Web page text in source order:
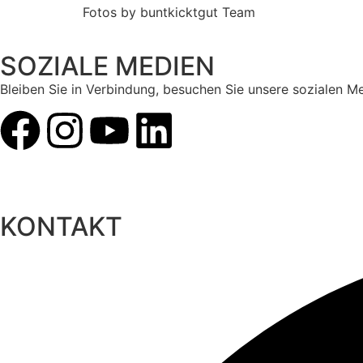
Fotos by buntkicktgut Team
SOZIALE MEDIEN
Bleiben Sie in Verbindung, besuchen Sie unsere sozialen
KONTAKT